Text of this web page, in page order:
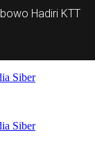
Hadiri KTT
Siber
Siber